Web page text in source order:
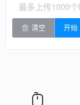
最多上传1000
清空 开始